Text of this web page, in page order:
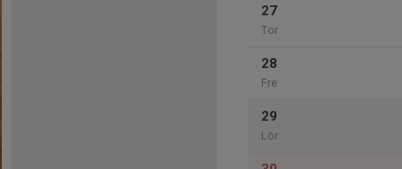
27
Tor
28
Fre
29
Lör